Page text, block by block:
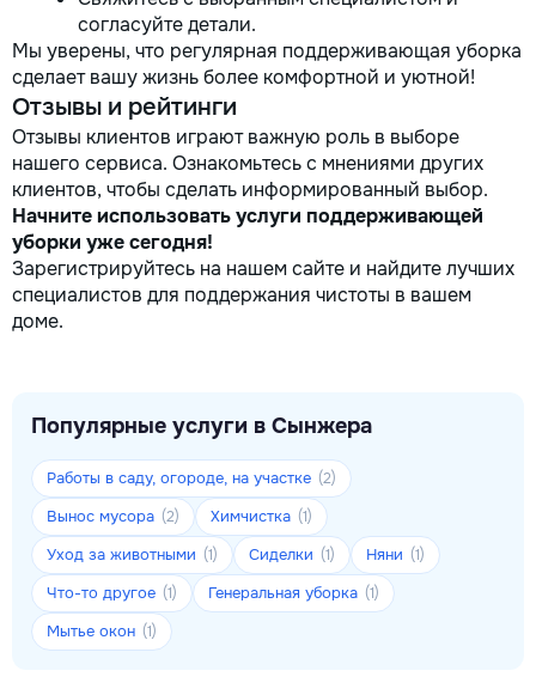
согласуйте детали.
Мы уверены, что регулярная поддерживающая уборка
сделает вашу жизнь более комфортной и уютной!
Отзывы и рейтинги
Отзывы клиентов играют важную роль в выборе
нашего сервиса. Ознакомьтесь с мнениями других
клиентов, чтобы сделать информированный выбор.
Начните использовать услуги поддерживающей
уборки уже сегодня!
Зарегистрируйтесь на нашем сайте и найдите лучших
специалистов для поддержания чистоты в вашем
доме.
Популярные услуги в Сынжера
Работы в саду, огороде, на участке (2)
Вынос мусора (2) Химчистка (1)
Уход за животными (1) Сиделки (1) Няни (1)
Что-то другое (1) Генеральная уборка (1)
Мытье окон (1)